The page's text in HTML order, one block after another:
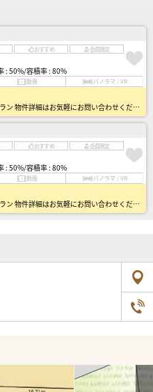
おすすめ 会員限定
: 50% 容積率 : 80%
動画 パノラマ / VR
建築条件付き売地／一級建築士と造るフリープラン 物件詳細はお気軽にお問い合わせください。
おすすめ 会員限定
: 50% 容積率 : 80%
動画 パノラマ / VR
建築条件付き売地／一級建築士と造るフリープラン 物件詳細はお気軽にお問い合わせください。